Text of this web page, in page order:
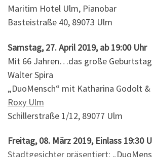
Maritim Hotel Ulm, Pianobar
Basteistraße 40, 89073 Ulm
Samstag, 27. April 2019, ab 19:00 Uhr
Mit 66 Jahren…das große
Walter Spira
„DuoMensch“ mit Katharina Godolt
Roxy Ulm
Schillerstraße 1/12, 89077 Ulm
Freitag, 08. März 2019, Einlass 19:30
Stadtgesichter präsentiert: